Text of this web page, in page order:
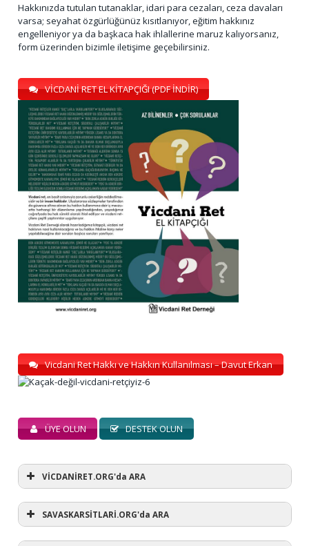
Hakkınızda tutulan tutanaklar, idari para cezaları, ceza davaları
varsa; seyahat özgürlüğünüz kısıtlanıyor, eğitim hakkınız
engelleniyor ya da başkaca hak ihlallerine maruz kalıyorsanız,
form üzerinden bizimle iletişime geçebilirsiniz.
VİCDANİ RET EL KİTAPÇIĞI (PDF İNDİR)
Vicdani Ret Hakkı ve Hakkın Kullanılması – Davut Erkan
ÜYE OLUN DESTEK OLUN
VİCDANİRET.ORG'da ARA
SAVASKARSİTLARİ.ORG'da ARA